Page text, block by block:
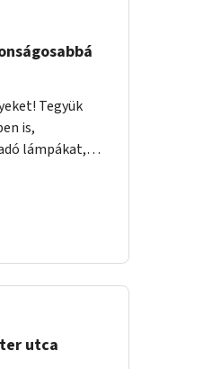
Tegyük
is,
lámpákat,
utca